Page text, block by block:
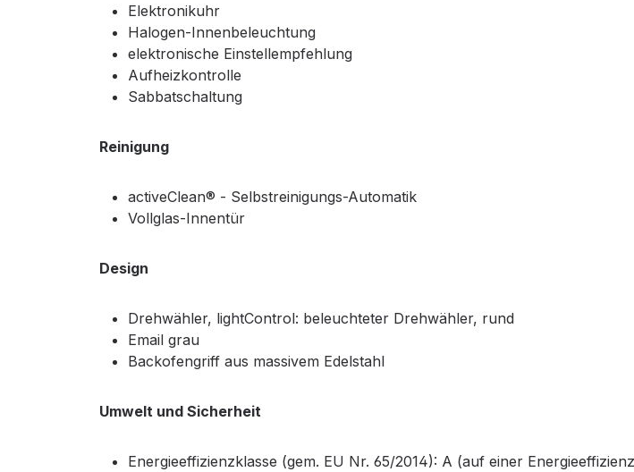
Elektronikuhr
Halogen-Innenbeleuchtung
elektronische Einstellempfehlung
Aufheizkontrolle
Sabbatschaltung
Reinigung
activeClean® - Selbstreinigungs-Automatik
Vollglas-Innentür
Design
Drehwähler, lightControl: beleuchteter Drehwähler, rund
Email grau
Backofengriff aus massivem Edelstahl
Umwelt und Sicherheit
Energieeffizienzklasse (gem. EU Nr. 65/2014): A (auf einer